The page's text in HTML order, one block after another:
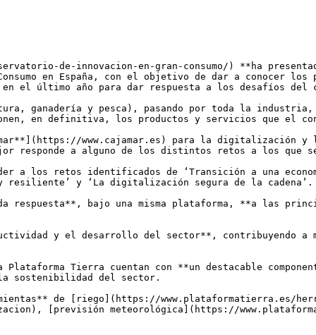
de-innovacion-en-gran-consumo/) **ha
en España, con el objetivo de dar a conocer
en el último año para dar respuesta a los desafíos
ganadería y pesca), pasando por toda la
en definitiva, los productos y servicios que el
www.cajamar.es) para la digitalización
responde a alguno de los distintos retos a los que
a los retos identificados de ‘Transición a una
y resiliente’ y ‘La digitalización segura de la cadena’.
bajo una misma plataforma, **a las
y el desarrollo del sector**, contribuyendo
Tierra cuentan con **un destacable
sostenibilidad del sector.
de [riego](https://www.plataformatierra.es/
[previsión meteorológica](https://